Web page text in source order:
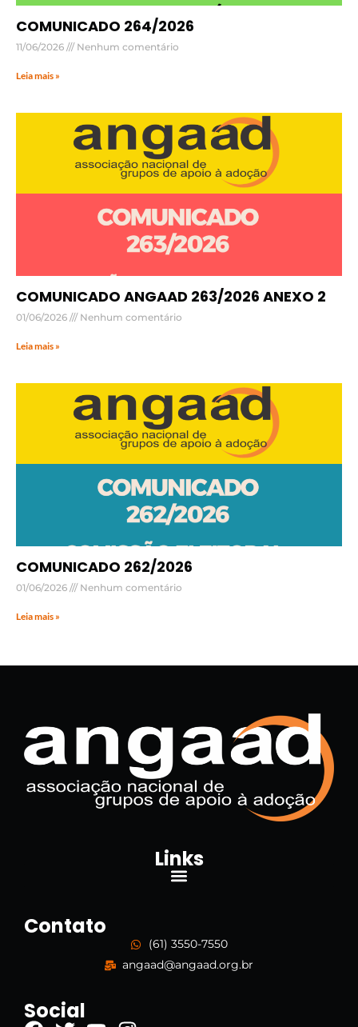
COMUNICADO 264/2026
11/06/2026 Nenhum comentário
Leia mais »
COMUNICADO ANGAAD 263/2026 ANEXO 2
01/06/2026 Nenhum comentário
Leia mais »
COMUNICADO 262/2026
01/06/2026 Nenhum comentário
Leia mais »
Links
Contato
(61) 3550-7550
angaad@angaad.org.br
Social